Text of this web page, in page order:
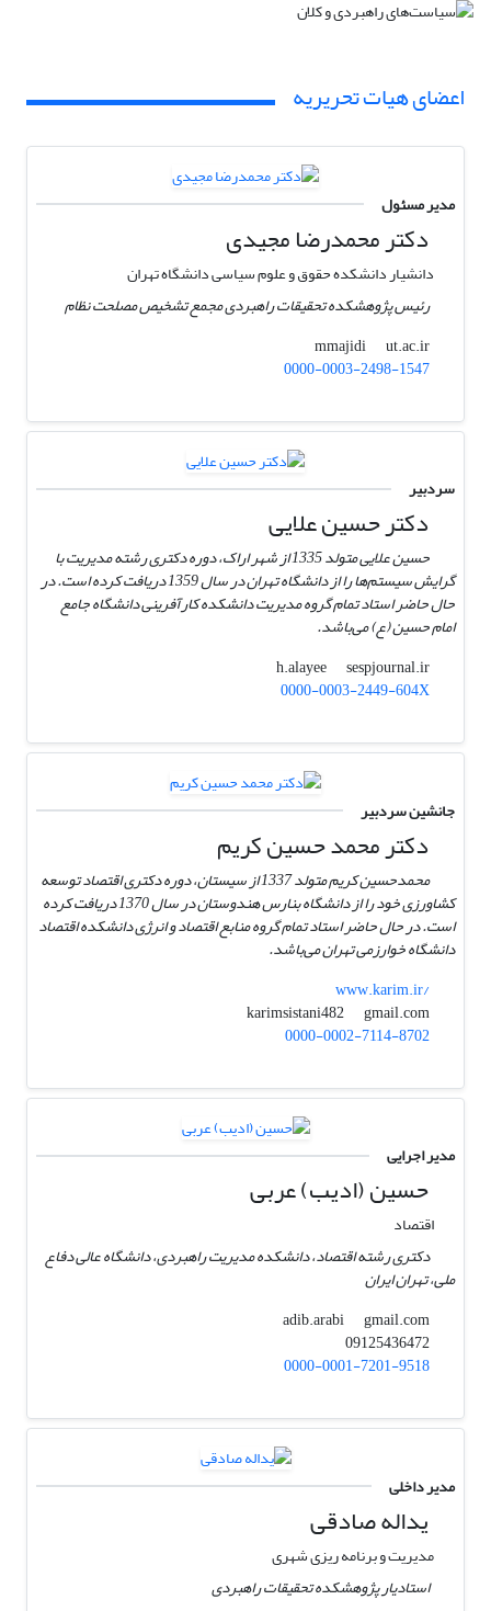
اعضای هیات تحریریه
مدیر مسئول
دکتر محمدرضا مجیدی
دانشیار دانشکده حقوق و علوم سیاسی دانشگاه تهران
رئیس پژوهشکده تحقیقات راهبردی مجمع تشخیص مصلحت نظام
mmajidi
ut.ac.ir
0000-0003-2498-1547
سردبیر
دکتر حسین علایی
حسین علایی متولد 1335 از شهر اراک، دوره دکتری رشته مدیریت با
گرایش سیستم‌ها را از دانشگاه تهران در سال 1359 دریافت کرده است. در
حال حاضر استاد تمام گروه مدیریت دانشکده کارآفرینی دانشگاه جامع
امام حسین (ع) می‌باشد.
h.alayee
sespjournal.ir
0000-0003-2449-604X
جانشین سردبیر
دکتر محمد حسین کریم
محمدحسین کریم متولد 1337 از سیستان، دوره دکتری اقتصاد توسعه
کشاورزی خود را از دانشگاه بنارس هندوستان در سال 1370 دریافت کرده
است. در حال حاضر استاد تمام گروه منابع اقتصاد و انرژی دانشکده اقتصاد
دانشگاه خوارزمی تهران می‌باشد.
www.karim.ir/
karimsistani482
gmail.com
0000-0002-7114-8702
مدیر اجرایی
حسین (ادیب) عربی
اقتصاد
دکتری رشته اقتصاد، دانشکده مدیریت راهبردی، دانشگاه عالی دفاع
ملی، تهران ایران
adib.arabi
gmail.com
09125436472
0000-0001-7201-9518
مدیر داخلی
یداله صادقی
مدیریت و برنامه ریزی شهری
استادیار پژوهشکده تحقیقات راهبردی